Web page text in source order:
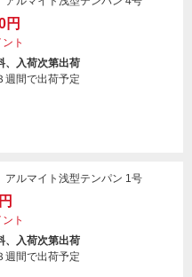
円
ト
、入荷次第出荷
週間で出荷予定
ルマイト浅型テンパン 1号
ト
、入荷次第出荷
週間で出荷予定